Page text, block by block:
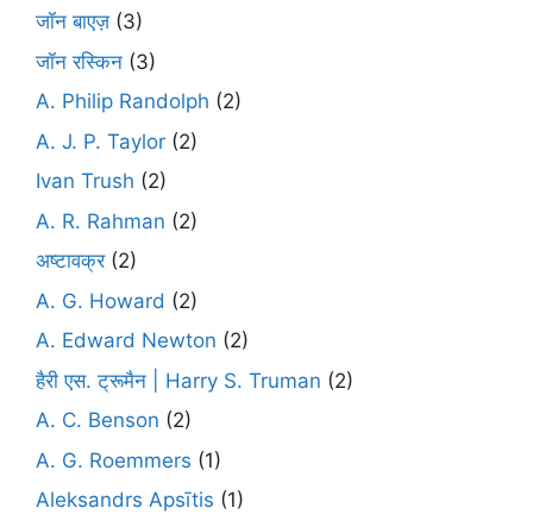
जॉन बाएज़ (3)
जॉन रस्किन (3)
A. Philip Randolph (2)
A. J. P. Taylor (2)
Ivan Trush (2)
A. R. Rahman (2)
अष्टावक्र(2)
A. G. Howard (2)
A. Edward Newton (2)
हैरी एस. ट्रूमैन | Harry S. Truman (2)
A. C. Benson (2)
A. G. Roemmers (1)
Aleksandrs Apsītis (1)